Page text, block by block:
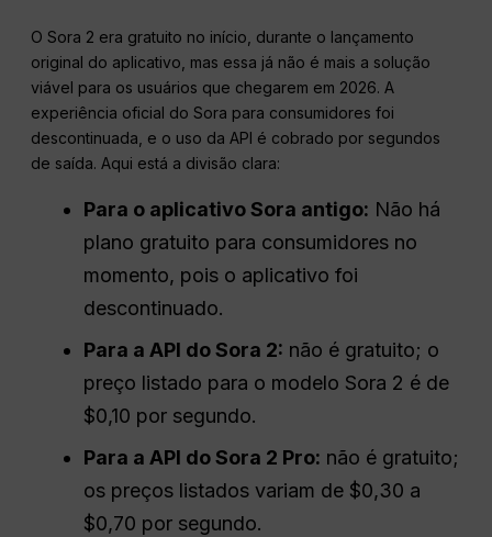
O Sora 2 era gratuito no início, durante o lançamento
original do aplicativo, mas essa já não é mais a solução
viável para os usuários que chegarem em 2026. A
experiência oficial do Sora para consumidores foi
descontinuada, e o uso da API é cobrado por segundos
de saída. Aqui está a divisão clara:
Para o aplicativo Sora antigo: Não há
plano gratuito para consumidores no
momento, pois o aplicativo foi
descontinuado.
Para a API do Sora 2: não é gratuito; o
preço listado para o modelo Sora 2 é de
$0,10 por segundo.
Para a API do Sora 2 Pro: não é gratuito;
os preços listados variam de $0,30 a
$0,70 por segundo.